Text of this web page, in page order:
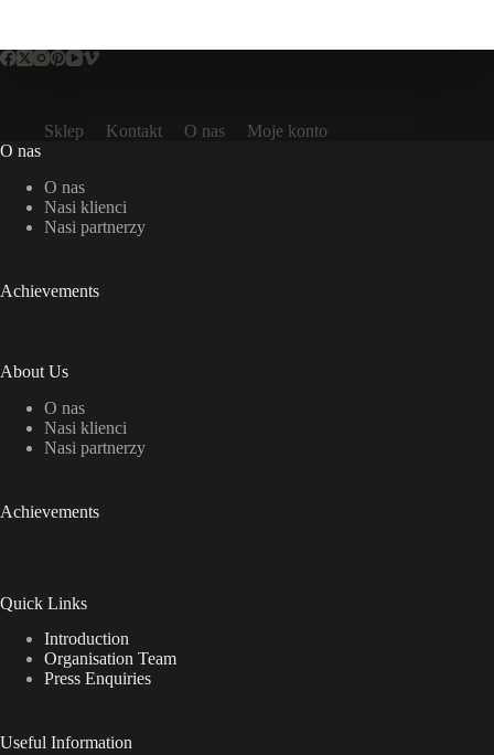
Sklep Kontakt O nas
Moje konto
O nas
O nas
Nasi klienci
Nasi partnerzy
Achievements
About Us
O nas
Nasi klienci
Nasi partnerzy
Achievements
Quick Links
Introduction
Organisation Team
Press Enquiries
Useful Information